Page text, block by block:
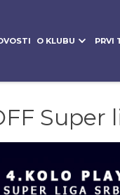
O KLUBU PRVI